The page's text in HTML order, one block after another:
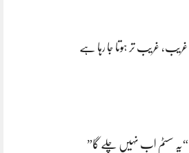
غریب، غریب تر ہوتا جا رہا ہے
“یہ سسٹم اب نہیں چلے گا”